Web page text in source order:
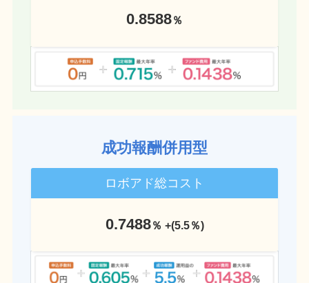
0.8588％
成功報酬併用型
ロボアド総コスト
0.7488％ +(5.5％)